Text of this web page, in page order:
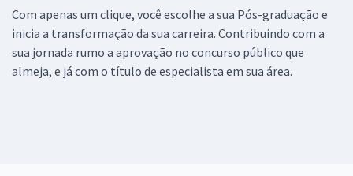
Com apenas um clique, você escolhe a sua Pós-graduação e
inicia a transformação da sua carreira. Contribuindo com a
sua jornada rumo a aprovação no concurso público que
almeja, e já com o título de especialista em sua área.